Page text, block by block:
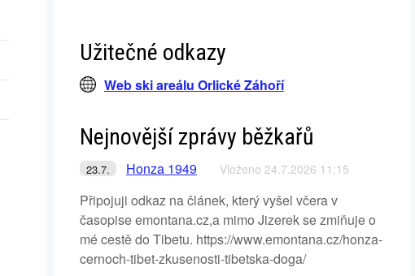
Užitečné odkazy
Web ski areálu Orlické Záhoří
Nejnovější zprávy běžkařů
23.7. Honza 1949 Vloženo 24.7.2026 11:15
Připojuji odkaz na článek, který vyšel včera v
časopise emontana.cz,a mimo Jizerek se zmiňuje o
mé cestě do Tibetu. https://www.emontana.cz/honza-
cernoch-tibet-zkusenosti-tibetska-doga/